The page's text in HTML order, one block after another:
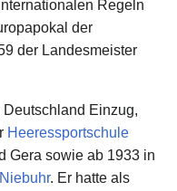
Regeln
der
der Landesmeister
Einzug,
Heeressportschule
Gera sowie ab 1933 in
. Er hatte als